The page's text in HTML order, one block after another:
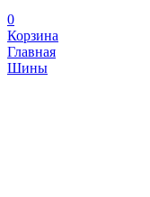
0
Корзина
Главная
Шины